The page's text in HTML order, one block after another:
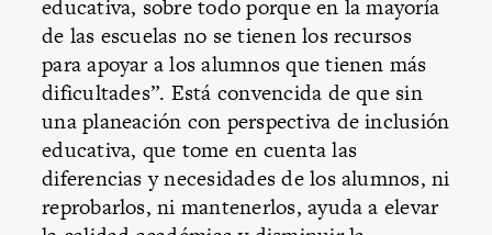
educativa, sobre todo porque en la mayoría
de las escuelas no se tienen los recursos
para apoyar a los alumnos que tienen más
dificultades”. Está convencida de que sin
una planeación con perspectiva de inclusión
educativa, que tome en cuenta las
diferencias y necesidades de los alumnos, ni
reprobarlos, ni mantenerlos, ayuda a elevar